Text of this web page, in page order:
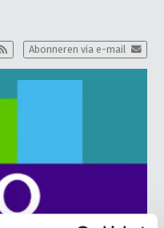
Abonneren via e-mail